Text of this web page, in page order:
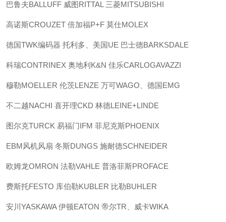
巴鲁夫BALLUFF 威图RITTAL 三菱MITSUBISHI
高诺斯CROUZET 倍加福P+F 莫仕MOLEX
德国TWK编码器 托利多、美国UE 巴士德BARKSDALE
科瑞CONTRINEX 奥地利K&N 佳乐CARLOGAVAZZI
穆勒MOELLER 伦茨LENZE 万可WAGO、德国EMG
不二越NACHI 喜开理CKD 林德LEINE+LINDE
图尔克TURCK 易福门IFM 菲尼克斯PHOENIX
EBM风机风扇 冬斯DUNGS 施耐德SCHNEIDER
欧姆龙OMRON 法勒VAHLE 普洛菲斯PROFACE
费斯托FESTO 库伯勒KUBLER 比勒BUHLER
安川YASKAWA 伊顿EATON 帝尔TR、威卡WIKA